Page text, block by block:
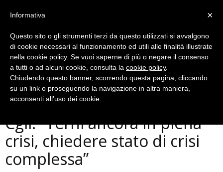
Economia
Bilancio e proposte della
Cgil: ”Terni ancora in piena
crisi, chiedere stato di crisi
complessa”
×
Informativa
Questo sito o gli strumenti terzi da questo utilizzati si avvalgono
di cookie necessari al funzionamento ed utili alle finalità illustrate
nella cookie policy. Se vuoi saperne di più o negare il consenso
a tutti o ad alcuni cookie, consulta la cookie policy.
Chiudendo questo banner, scorrendo questa pagina, cliccando
su un link o proseguendo la navigazione in altra maniera,
acconsenti all’uso dei cookie.